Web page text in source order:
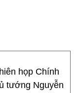
họp Chính
tướng Nguyễn